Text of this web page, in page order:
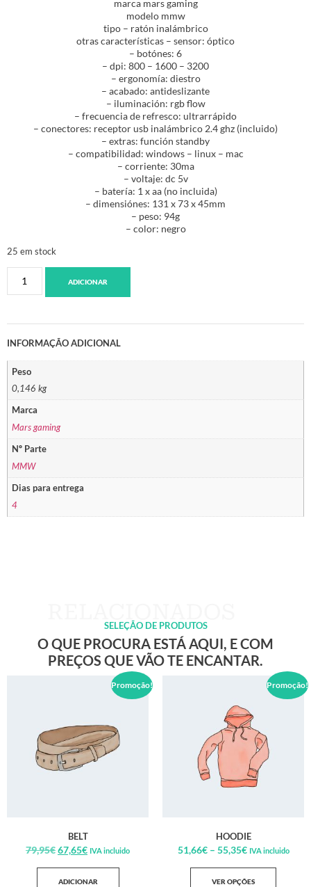
marca mars gaming
modelo mmw
tipo – ratón inalámbrico
otras características – sensor: óptico
– botónes: 6
– dpi: 800 – 1600 – 3200
– ergonomía: diestro
– acabado: antideslizante
– iluminación: rgb flow
– frecuencia de refresco: ultrarrápido
– conectores: receptor usb inalámbrico 2.4 ghz (incluido)
– extras: función standby
– compatibilidad: windows – linux – mac
– corriente: 30ma
– voltaje: dc 5v
– batería: 1 x aa (no incluida)
– dimensiónes: 131 x 73 x 45mm
– peso: 94g
– color: negro
25 em stock
ADICIONAR
INFORMAÇÃO ADICIONAL
Peso
0,146 kg
Marca
Mars gaming
Nº Parte
MMW
Dias para entrega
4
SELEÇÃO DE PRODUTOS
O QUE PROCURA ESTÁ AQUI, E COM
PREÇOS QUE VÃO TE ENCANTAR.
Promoção!
BELT
79,95€67,65€ IVA incluido
ADICIONAR
Promoção!
HOODIE
51,66€ – 55,35€ IVA incluido
VER OPÇÕES